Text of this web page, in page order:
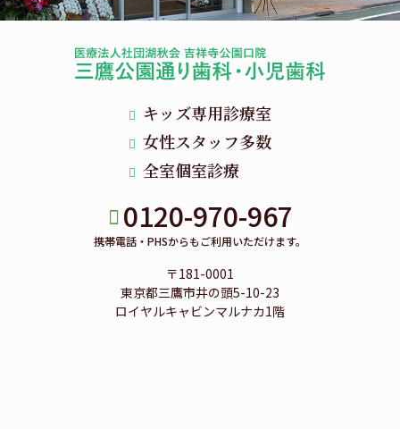
キッズ専用診療室
女性スタッフ多数
全室個室診療
0120-970-967
携帯電話・PHSからもご利用いただけます。
〒181-0001
東京都三鷹市井の頭5-10-23
ロイヤルキャビンマルナカ1階